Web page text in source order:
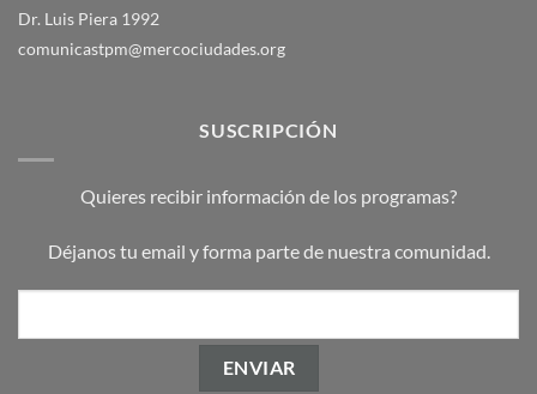
Dr. Luis Piera 1992
comunicastpm@mercociudades.org
SUSCRIPCIÓN
Quieres recibir información de los programas?
Déjanos tu email y forma parte de nuestra comunidad.